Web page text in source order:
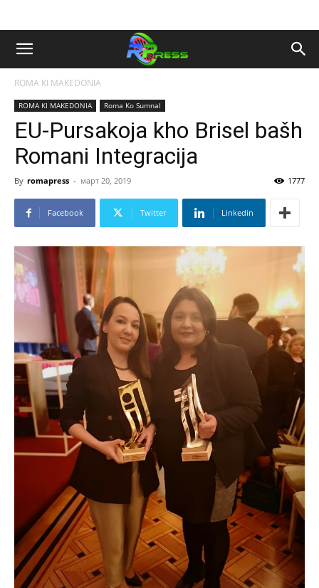
ROMA KI MAKEDONIA
ROMA KI MAKEDONIA Roma Ko Sumnal
EU-Pursakoja kho Brisel bašh
Romani Integracija
By romapress - март 20, 2019 1777
Facebook Twitter Linkedin